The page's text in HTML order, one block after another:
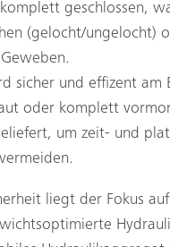
geschlossen,
(­gelocht/ungelocht)
sicher und effizent am
oder komplett
um zeit- und
liegt der Fokus